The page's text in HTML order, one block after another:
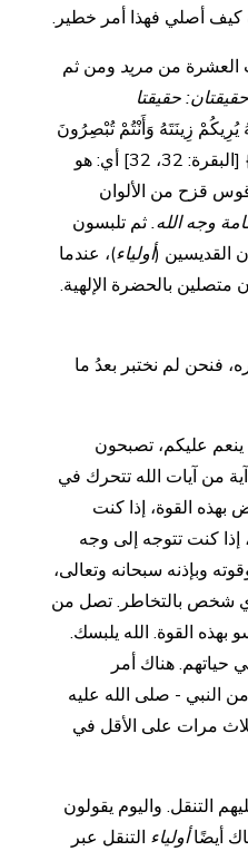
كيف أصلي فهذا أمر خطير.
العشرة من مريد ومن ثم
حقيقتا
يُرِيكُمْ زِينَتَهُ وَأَنْتُمْ تُبْصِرُونَ
(31) وَاللَّهُ مُتِمُّ نِعْمَتِهِ عَلَيْكُمْ} [البقرة: 32، 32] أي: هو
قزح من الألوان
وجه الله.ثم تلبسون
القديسين (أولياء)، عندما
بالحضرة الإلهية.
فنحن لم نختبر بعدُ ما
ينعم عليكم، تصبحون
من آيات الله تتحرك في
القوة، إذا كنت
كنت تتوجه إلى وجه
وبإذنه سبحانه وتعالى،
شخص بالتخاطر. تصل من
بهذه القوة. الله يلبسك.
حياتهم. هناك أمر
النبي - صلى الله عليه
مرات على الأقل في
التنقل. واليوم يقولون
أيضًاأولياء التنقل عبر